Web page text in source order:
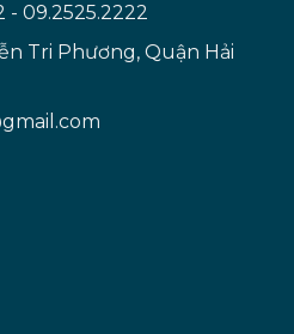
- 09.2525.2222
Tri Phương, Quận Hải